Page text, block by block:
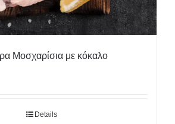
Μοσχαρίσια με κόκαλο
Details